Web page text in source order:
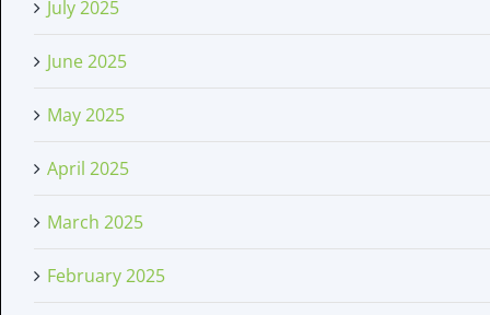
July 2025
June 2025
May 2025
April 2025
March 2025
February 2025